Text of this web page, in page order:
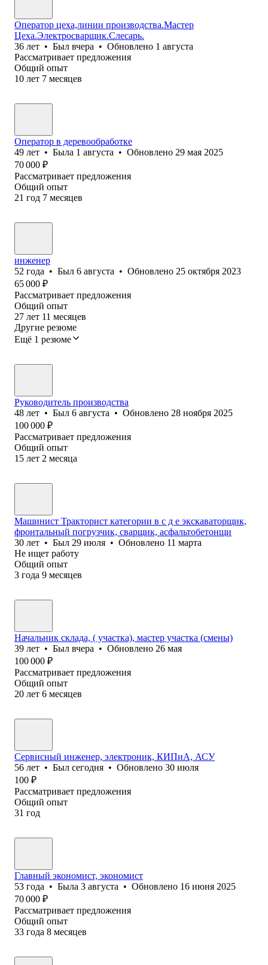
Оператор цеха,линии производства.Мастер
Цеха.Электросварщик.Слесарь.
36 лет • Был вчера • Обновлено 1 августа
Рассматривает предложения
Общий опыт
10 лет 7 месяцев
Оператор в деревообработке
49 лет • Была 1 августа • Обновлено 29 мая 2025
70 000 ₽
Рассматривает предложения
Общий опыт
21 год 7 месяцев
инженер
52 года • Был 6 августа • Обновлено 25 октября 2023
65 000 ₽
Рассматривает предложения
Общий опыт
27 лет 11 месяцев
Другие резюме
Ещё 1 резюме
Руководитель производства
48 лет • Был 6 августа • Обновлено 28 ноября 2025
100 000 ₽
Рассматривает предложения
Общий опыт
15 лет 2 месяца
Машинист Тракторист категории в с д е экскаваторщик,
фронтальный погрузчик, сварщик, асфальтобетонщи
30 лет • Был 29 июля • Обновлено 11 марта
Не ищет работу
Общий опыт
3 года 9 месяцев
Начальник склада, ( участка), мастер участка (смены)
39 лет • Был вчера • Обновлено 26 мая
100 000 ₽
Рассматривает предложения
Общий опыт
20 лет 6 месяцев
Сервисный инженер, электроник, КИПиА, АСУ
56 лет • Был сегодня • Обновлено 30 июля
100 ₽
Рассматривает предложения
Общий опыт
31 год
Главный экономист, экономист
53 года • Была 3 августа • Обновлено 16 июня 2025
70 000 ₽
Рассматривает предложения
Общий опыт
33 года 8 месяцев